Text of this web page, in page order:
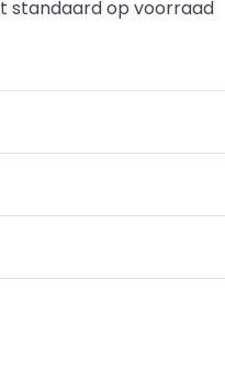
standaard op voorraad